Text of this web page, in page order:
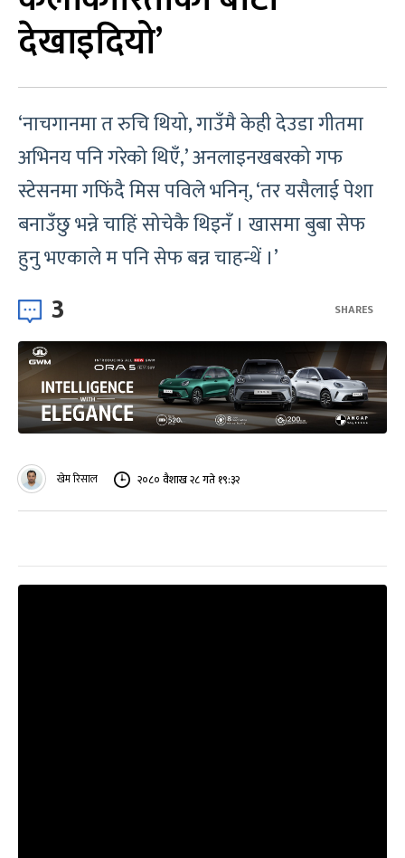
देखाइदियो’
‘नाचगानमा त रुचि थियो, गाउँमै केही देउडा गीतमा
अभिनय पनि गरेको थिएँ,’ अनलाइनखबरको गफ
स्टेसनमा गफिंदै मिस पविले भनिन्, ‘तर यसैलाई पेशा
बनाउँछु भन्ने चाहिं सोचेकै थिइनँ । खासमा बुबा सेफ
हुनु भएकाले म पनि सेफ बन्न चाहन्थें ।’
3 SHARES
खेम रिसाल २०८० वैशाख २८ गते १९:३२